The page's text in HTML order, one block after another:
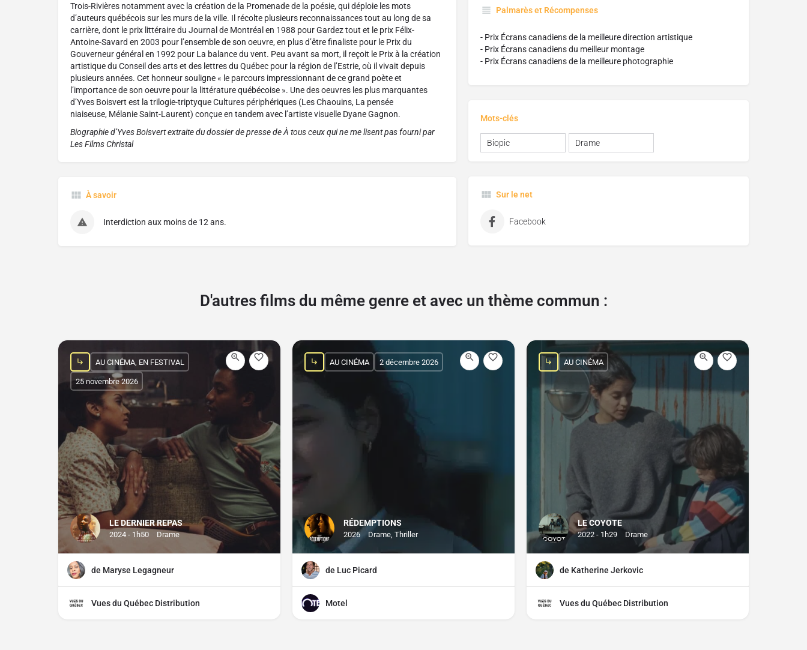
Trois-Rivières notamment avec la création de la Promenade de la poésie, qui déploie les mots
d’auteurs québécois sur les murs de la ville. Il récolte plusieurs reconnaissances tout au long de sa
carrière, dont le prix littéraire du Journal de Montréal en 1988 pour Gardez tout et le prix Félix-
Antoine-Savard en 2003 pour l’ensemble de son oeuvre, en plus d’être finaliste pour le Prix du
Gouverneur général en 1992 pour La balance du vent. Peu avant sa mort, il reçoit le Prix à la création
artistique du Conseil des arts et des lettres du Québec pour la région de l’Estrie, où il vivait depuis
plusieurs années. Cet honneur souligne « le parcours impressionnant de ce grand poète et
l’importance de son oeuvre pour la littérature québécoise ». Une des oeuvres les plus marquantes
d’Yves Boisvert est la trilogie-triptyque Cultures périphériques (Les Chaouins, La pensée
niaiseuse, Mélanie Saint-Laurent) conçue en tandem avec l’artiste visuelle Dyane Gagnon.
Biographie d’Yves Boisvert extraite du dossier de presse de À tous ceux qui ne me lisent pas fourni par
Les Films Christal
À savoir
Interdiction aux moins de 12 ans.
Palmarès et Récompenses
- Prix Écrans canadiens de la meilleure direction artistique
- Prix Écrans canadiens du meilleur montage
- Prix Écrans canadiens de la meilleure photographie
Mots-clés
Biopic Drame
Sur le net
Facebook
D'autres films du même genre et avec un thème commun :
LE DERNIER REPAS
2024 - 1h50 Drame
AU CINÉMA, EN FESTIVAL
25 novembre 2026
de Maryse Legagneur
Vues du Québec Distribution
RÉDEMPTIONS
2026 Drame, Thriller
AU CINÉMA 2 décembre 2026
de Luc Picard
Motel
LE COYOTE
2022 - 1h29 Drame
AU CINÉMA
de Katherine Jerkovic
Vues du Québec Distribution